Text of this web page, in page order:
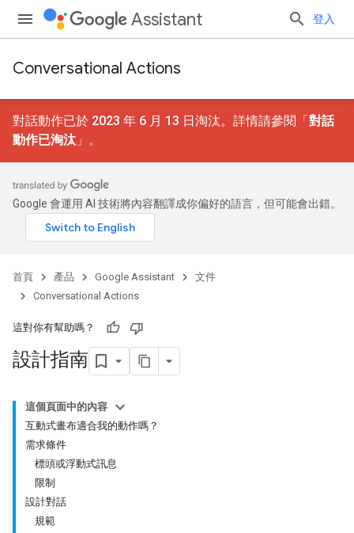
Assistant 登入
Conversational Actions
對話動作已於 2023 年 6 月 13 日淘汰。詳情請參閱「對話
動作已淘汰 」。
Google 會運用 AI 技術將內容翻譯成你偏好的語言，但可能會出錯。
首頁 產品 Google Assistant
文件
Conversational Actions
這對你有幫助嗎？
設計指南
這個頁面中的內容
互動式畫布適合我的動作嗎？
需求條件
標頭或浮動式訊息
限制
設計對話
規範